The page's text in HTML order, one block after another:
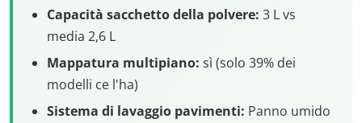
Capacità sacchetto della polvere: 3 L vs
media 2,6 L
Mappatura multipiano: sì (solo 39% dei
modelli ce l'ha)
Sistema di lavaggio pavimenti: Panno umido